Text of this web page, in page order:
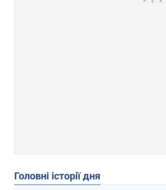
Головні історії дня